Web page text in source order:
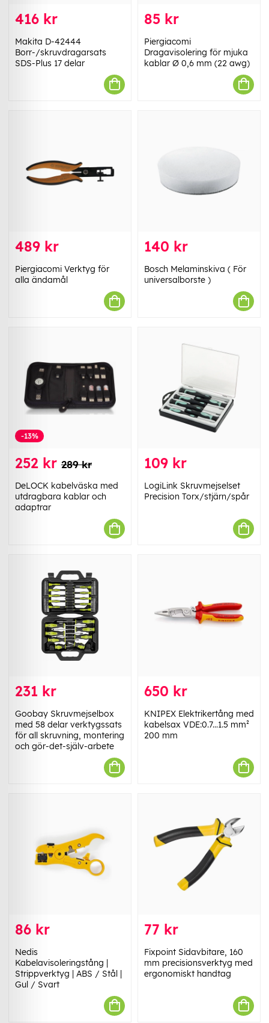
416 kr
Makita D-42444
Borr-/skruvdragarsats
SDS-Plus 17 delar
85 kr
Piergiacomi
Dragavisolering för mjuka
kablar Ø 0,6 mm (22 awg)
489 kr
Piergiacomi Verktyg för
alla ändamål
140 kr
Bosch Melaminskiva ( För
universalborste )
-13%
252 kr 289 kr
DeLOCK kabelväska med
utdragbara kablar och
adaptrar
109 kr
LogiLink Skruvmejselset
Precision Torx/stjärn/spår
231 kr
Goobay Skruvmejselbox
med 58 delar verktygssats
för all skruvning, montering
och gör-det-själv-arbete
650 kr
KNIPEX Elektrikertång med
kabelsax VDE:0.7...1.5 mm²
200 mm
86 kr
Nedis
Kabelavisoleringstång |
Strippverktyg | ABS / Stål |
Gul / Svart
77 kr
Fixpoint Sidavbitare, 160
mm precisionsverktyg med
ergonomiskt handtag